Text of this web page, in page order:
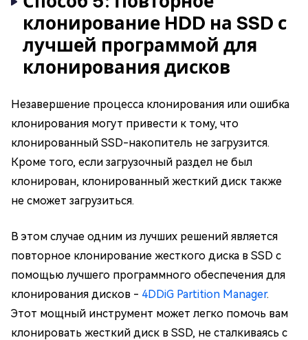
клонирование HDD на SSD с
лучшей программой для
клонирования дисков
Незавершение процесса клонирования или ошибка
клонирования могут привести к тому, что
клонированный SSD-накопитель не загрузится.
Кроме того, если загрузочный раздел не был
клонирован, клонированный жесткий диск также
не сможет загрузиться.
В этом случае одним из лучших решений является
повторное клонирование жесткого диска в SSD с
помощью лучшего программного обеспечения для
клонирования дисков - 4DDiG Partition Manager.
Этот мощный инструмент может легко помочь вам
клонировать жесткий диск в SSD, не сталкиваясь с